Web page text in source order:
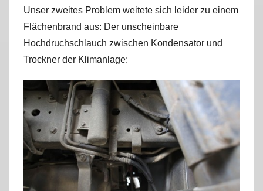
Unser zweites Problem weitete sich leider zu einem
Flächenbrand aus: Der unscheinbare
Hochdruchschlauch zwischen Kondensator und
Trockner der Klimanlage: